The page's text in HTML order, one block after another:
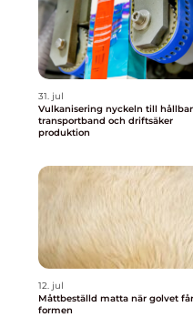
31. jul
Vulkanisering nyckeln till hållbara
transportband och driftsäker
produktion
12. jul
Måttbeställd matta när golvet får styra
formen